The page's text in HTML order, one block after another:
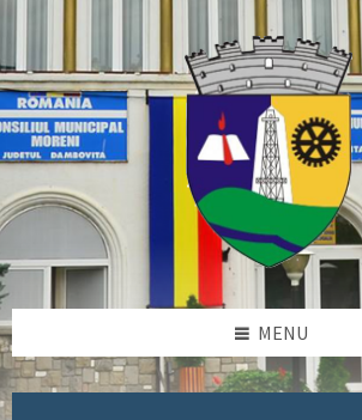
sidebar
sidebar
MENU